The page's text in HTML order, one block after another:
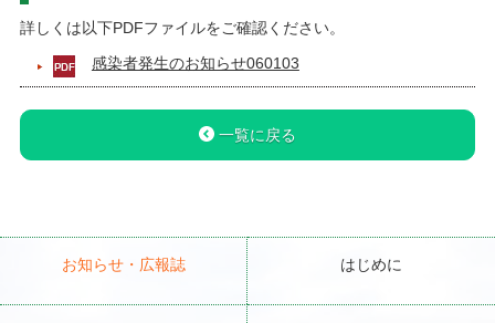
詳しくは以下PDFファイルをご確認ください。
感染者発生のお知らせ060103
一覧に戻る
お知らせ・広報誌 はじめに